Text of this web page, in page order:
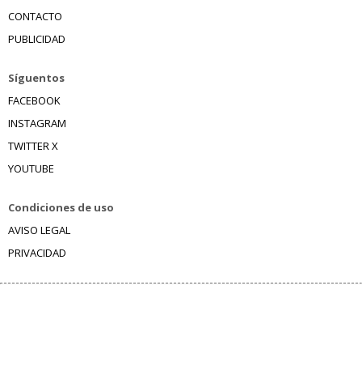
CONTACTO
PUBLICIDAD
Síguentos
FACEBOOK
INSTAGRAM
TWITTER X
YOUTUBE
Condiciones de uso
AVISO LEGAL
PRIVACIDAD